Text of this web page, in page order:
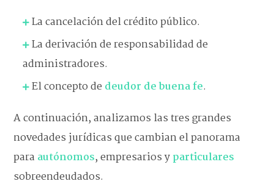
La cancelación del crédito público.
La derivación de responsabilidad de
administradores.
El concepto de deudor de buena fe.
A continuación, analizamos las tres grandes
novedades jurídicas que cambian el panorama
para autónomos, empresarios yparticulares
sobreendeudados.